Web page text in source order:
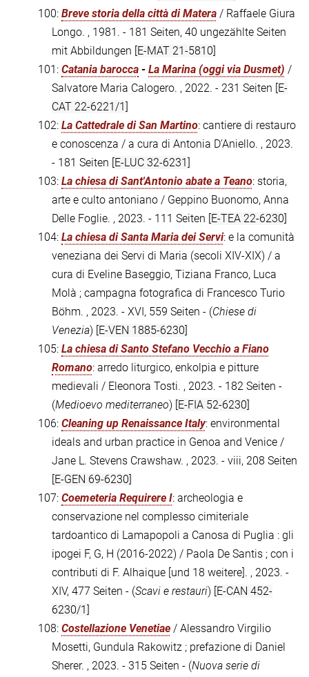
100: Breve storia della città di Matera / Raffaele Giura
Longo. , 1981. - 181 Seiten, 40 ungezählte Seiten
mit Abbildungen [E-MAT 21-5810]
101: Catania barocca - La Marina (oggi via Dusmet) /
Salvatore Maria Calogero. , 2022. - 231 Seiten [E-
CAT 22-6221/1]
102: La Cattedrale di San Martino: cantiere di restauro
e conoscenza / a cura di Antonia D'Aniello. , 2023.
- 181 Seiten [E-LUC 32-6231]
103: La chiesa di Sant'Antonio abate a Teano: storia,
arte e culto antoniano / Geppino Buonomo, Anna
Delle Foglie. , 2023. - 111 Seiten [E-TEA 22-6230]
104: La chiesa di Santa Maria dei Servi: e la comunità
veneziana dei Servi di Maria (secoli XIV-XIX) / a
cura di Eveline Baseggio, Tiziana Franco, Luca
Molà ; campagna fotografica di Francesco Turio
Böhm. , 2023. - XVI, 559 Seiten - (Chiese di
Venezia) [E-VEN 1885-6230]
105: La chiesa di Santo Stefano Vecchio a Fiano
Romano: arredo liturgico, enkolpia e pitture
medievali / Eleonora Tosti. , 2023. - 182 Seiten -
(Medioevo mediterraneo) [E-FIA 52-6230]
106: Cleaning up Renaissance Italy: environmental
ideals and urban practice in Genoa and Venice /
Jane L. Stevens Crawshaw. , 2023. - viii, 208 Seiten
[E-GEN 69-6230]
107: Coemeteria Requirere I: archeologia e
conservazione nel complesso cimiteriale
tardoantico di Lamapopoli a Canosa di Puglia : gli
ipogei F, G, H (2016-2022) / Paola De Santis ; con i
contributi di F. Alhaique [und 18 weitere]. , 2023. -
XIV, 477 Seiten - (Scavi e restauri) [E-CAN 452-
6230/1]
108: Costellazione Venetiae / Alessandro Virgilio
Mosetti, Gundula Rakowitz ; prefazione di Daniel
Sherer. , 2023. - 315 Seiten - (Nuova serie di